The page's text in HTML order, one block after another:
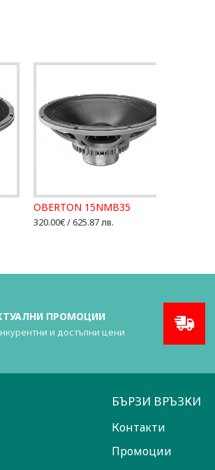
OBERTON 15NMB35
320.00€ / 625.87 лв.
ПРОМОЦИИ
и достъпни цени
БЪРЗИ ВРЪЗКИ
Контакти
Промоции